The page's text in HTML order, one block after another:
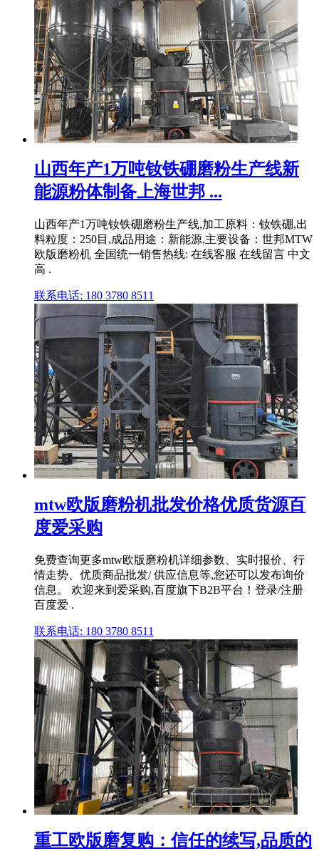
山西年产1万吨钕铁硼磨粉生产线新
能源粉体制备上海世邦 ...
山西年产1万吨钕铁硼磨粉生产线,加工原料：钕铁硼,出
料粒度：250目,成品用途：新能源,主要设备：世邦MTW
欧版磨粉机 全国统一销售热线: 在线客服 在线留言 中文
高 .
联系电话: 180 3780 8511
mtw欧版磨粉机批发价格优质货源百
度爱采购
免费查询更多mtw欧版磨粉机详细参数、实时报价、行
情走势、优质商品批发/ 供应信息等,您还可以发布询价
信息。 欢迎来到爱采购,百度旗下B2B平台！登录/注册
百度爱 .
联系电话: 180 3780 8511
重工欧版磨复购：信任的续写,品质的